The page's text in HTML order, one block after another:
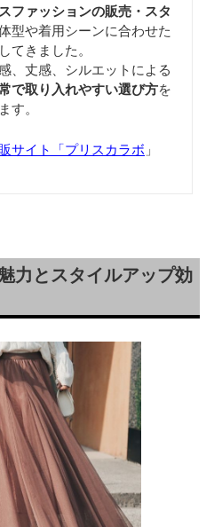
ファッションの販売・スタ
体型や着用シーンに合わせた
てきました。
、丈感、シルエットによる
で取り入れやすい選び方を
す。
サイト「プリスカラボ 」
力とスタイルアップ効